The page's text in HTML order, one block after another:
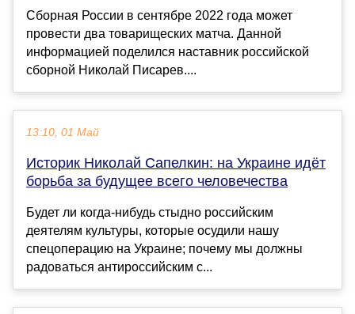
Сборная России в сентябре 2022 года может
провести два товарищеских матча. Данной
информацией поделился наставник российской
сборной Николай Писарев....
13:10, 01 Май
Историк Николай Сапелкин: на Украине идёт
борьба за будущее всего человечества
Будет ли когда-нибудь стыдно российским
деятелям культуры, которые осудили нашу
спецоперацию на Украине; почему мы должны
радоваться антироссийским с...